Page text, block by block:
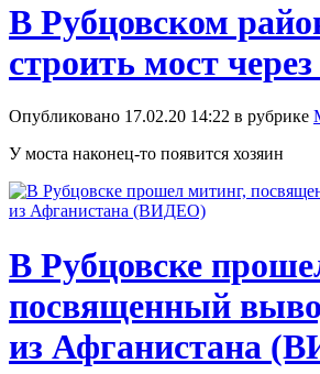
В Рубцовском
строить мост
Опубликовано 17.02.20 14:22 в рубрике
У моста наконец-то появится хозяин
В Рубцовске
посвященный
из Афганистана